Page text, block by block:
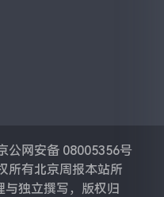
公网安备 08005356号
所有北京周报本站所
独立撰写，版权归